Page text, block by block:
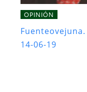
OPINIÓN
Fuenteovejuna.
14-06-19